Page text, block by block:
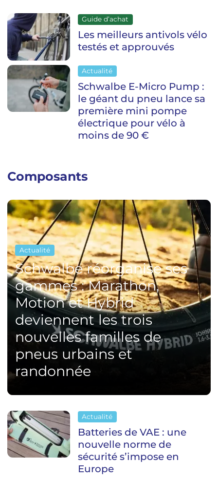
Guide d’achat
Les meilleurs antivols vélo
testés et approuvés
Actualité
Schwalbe E-Micro Pump :
le géant du pneu lance sa
première mini pompe
électrique pour vélo à
moins de 90 €
Composants
Actualité
Schwalbe réorganise ses
gammes : Marathon,
Motion et Hybrid
deviennent les trois
nouvelles familles de
pneus urbains et
randonnée
Actualité
Batteries de VAE : une
nouvelle norme de
sécurité s’impose en
Europe